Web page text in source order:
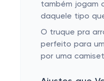
também jogam
daquele tipo
O truque pra
perfeito para
por uma